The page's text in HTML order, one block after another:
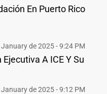
En Puerto Rico
de 2025 - 9:24 PM
A ICE Y Su
de 2025 - 9:12 PM